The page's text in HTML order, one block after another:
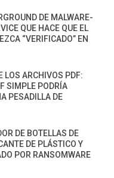
DE MALWARE-
QUE HACE QUE EL
“VERIFICADO” EN
LOS ARCHIVOS PDF:
SIMPLE PODRÍA
PESADILLA DE
DE BOTELLAS DE
DE PLÁSTICO Y
POR RANSOMWARE